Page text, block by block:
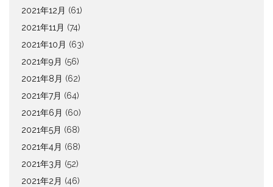
2021年12月 (61)
2021年11月 (74)
2021年10月 (63)
2021年9月 (56)
2021年8月 (62)
2021年7月 (64)
2021年6月 (60)
2021年5月 (68)
2021年4月 (68)
2021年3月 (52)
2021年2月 (46)